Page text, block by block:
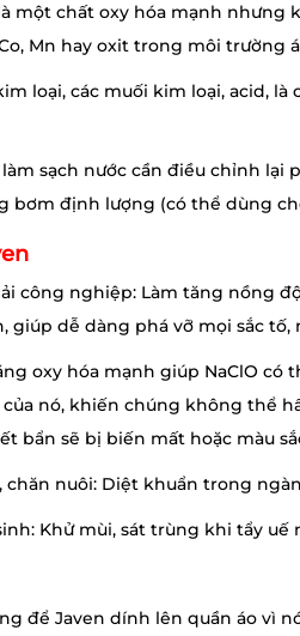
một chất oxy hóa mạnh
Mn hay oxit trong môi trường
loại, các muối kim loại, acid,
sạch nước cần điều chỉnh lại
bơm định lượng (có thể dùng
công nghiệp: Làm tăng nồng
giúp dễ dàng phá vỡ mọi sắc
oxy hóa mạnh giúp NaClO
nó, khiến chúng không thể
bẩn sẽ bị biến mất hoặc màu
nuôi: Diệt khuẩn trong
Khử mùi, sát trùng khi tẩy
để Javen dính lên quần áo vì